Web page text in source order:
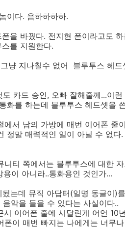
이다. 음하하하하.
을 바꿨다. 전지현 폰이라고도
를 지원한다.
냥 지나칠수 없어 블루투스 헤
카드 승인, 오빠 잘해줄께...이
화를 하는데 블루투스 헤드셋을
에서 남의 가방에 매번 이어폰 줄
정말 매력적인 일이 아닐 수 없다.
니티 쪽에서는 블루투스에 대한
이 아니라..통화용인 것인가...
는데 뮤직 아답터(일명 동글이)
악을 들을 수 있다는 사실이다..
시 이어폰 줄에 시달린게 어언 10
폰이 매번 빠지는 나에게는 너무